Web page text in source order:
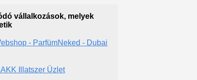
vállalkozások, melyek
- ParfümNeked - Dubai
Illatszer Üzlet